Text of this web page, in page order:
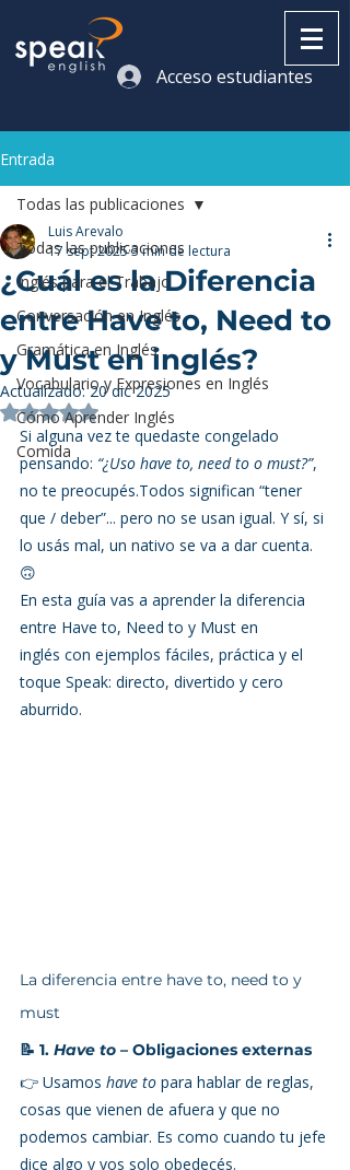
Acceso estudiantes
Entrada
Todas las publicaciones
Inglés para el Trabajo
Conversación en Inglés
Gramática en Inglés
Vocabulario y Expresiones en Inglés
Cómo Aprender Inglés
Comida
Todas las publicaciones
¿Cuál es la Diferencia
entre Have to, Need to
y Must en inglés?
Luis Arevalo
17 sept 20253 min de lectura
Actualizado:20 dic 2025
Obtuvo NaN de 5 estrellas.
Si alguna vez te quedaste congelado
pensando: “¿Uso have to, need to o must?”,
no te preocupés.Todos significan “tener
que / deber”... pero no se usan igual. Y sí, si
lo usás mal, un nativo se va a dar cuenta.
🙃
En esta guía vas a aprender la diferencia
entre Have to, Need to y Must en
inglés con ejemplos fáciles, práctica y el
toque Speak: directo, divertido y cero
aburrido.
La diferencia entre have to, need to y
must
📝 1. Have to – Obligaciones externas
👉 Usamos have to para hablar de reglas,
cosas que vienen de afuera y que no
podemos cambiar. Es como cuando tu jefe
dice algo y vos solo obedecés.